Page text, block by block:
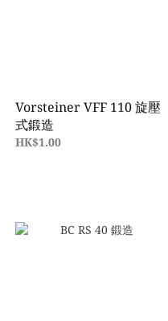
Vorsteiner VFF 110 旋壓
式鍛造
HK$1.00